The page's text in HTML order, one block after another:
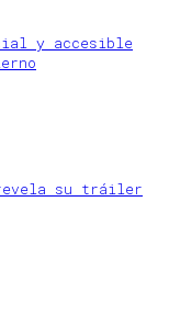
y accesible
revela su tráiler